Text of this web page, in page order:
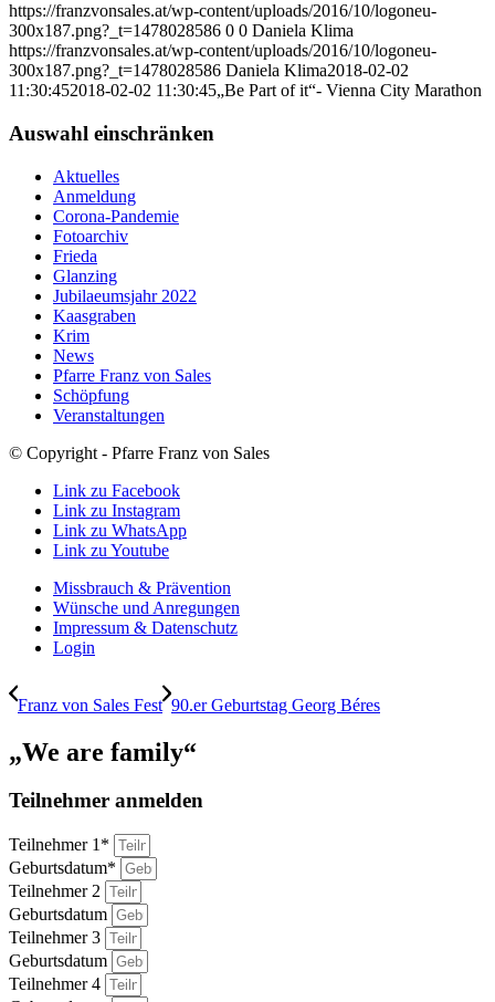
https://franzvonsales.at/wp-content/uploads/2016/10/logoneu-
300x187.png?_t=1478028586 0 0 Daniela Klima
https://franzvonsales.at/wp-content/uploads/2016/10/logoneu-
300x187.png?_t=1478028586 Daniela Klima2018-02-02
11:30:452018-02-02 11:30:45„Be Part of it“- Vienna City Marathon
Auswahl einschränken
Aktuelles
Anmeldung
Corona-Pandemie
Fotoarchiv
Frieda
Glanzing
Jubilaeumsjahr 2022
Kaasgraben
Krim
News
Pfarre Franz von Sales
Schöpfung
Veranstaltungen
© Copyright - Pfarre Franz von Sales
Link zu Facebook
Link zu Instagram
Link zu WhatsApp
Link zu Youtube
Missbrauch & Prävention
Wünsche und Anregungen
Impressum & Datenschutz
Login
Franz von Sales Fest 90.er Geburtstag Georg Béres
„We are family“
Teilnehmer anmelden
Teilnehmer 1*
Geburtsdatum*
Teilnehmer 2
Geburtsdatum
Teilnehmer 3
Geburtsdatum
Teilnehmer 4